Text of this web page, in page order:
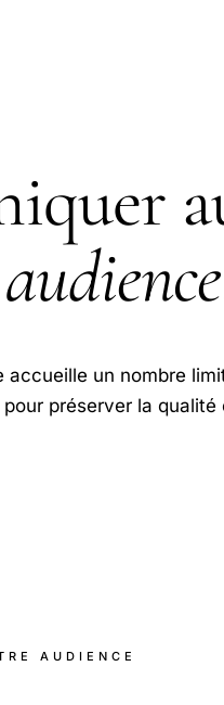
audience
un nombre
préserver la qualité
AUDIENCE